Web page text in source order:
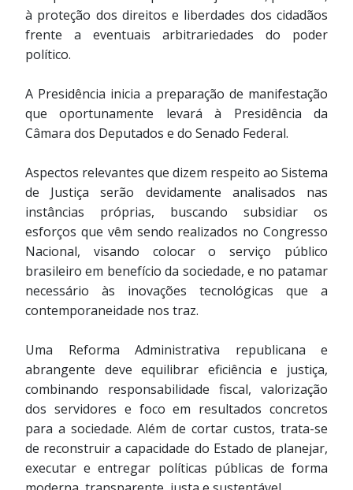
à proteção dos direitos e liberdades dos cidadãos
frente a eventuais arbitrariedades do poder
político.
A Presidência inicia a preparação de manifestação
que oportunamente levará à Presidência da
Câmara dos Deputados e do Senado Federal.
Aspectos relevantes que dizem respeito ao Sistema
de Justiça serão devidamente analisados nas
instâncias próprias, buscando subsidiar os
esforços que vêm sendo realizados no Congresso
Nacional, visando colocar o serviço público
brasileiro em benefício da sociedade, e no patamar
necessário às inovações tecnológicas que a
contemporaneidade nos traz.
Uma Reforma Administrativa republicana e
abrangente deve equilibrar eficiência e justiça,
combinando responsabilidade fiscal, valorização
dos servidores e foco em resultados concretos
para a sociedade. Além de cortar custos, trata-se
de reconstruir a capacidade do Estado de planejar,
executar e entregar políticas públicas de forma